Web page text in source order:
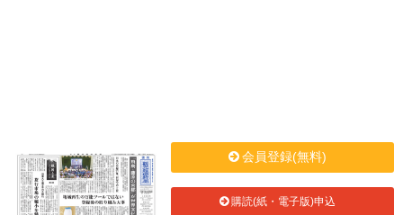
会員登録(無料)
購読(紙・電子版)申込